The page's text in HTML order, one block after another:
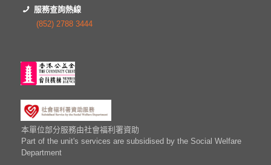
服務查詢熱線
(852) 2788 3444
本單位部分服務由社會福利署資助
Part of the unit's services are subsidised by the Social Welfare
Department